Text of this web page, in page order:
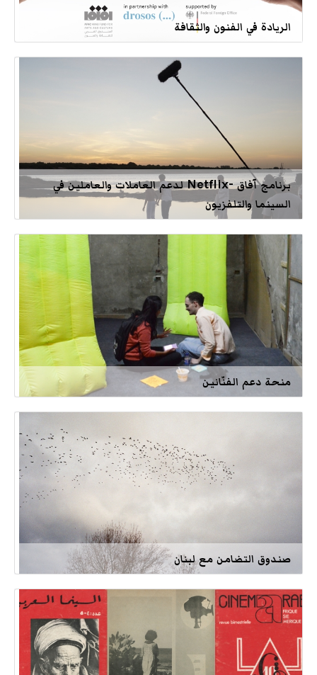
الريادة في الفنون والثقافة
برنامج آفاق -Netflix لدعم العاملات والعاملين في
السينما والتلفزيون
منحة دعم الفنّانين
صندوق التضامن مع لبنان